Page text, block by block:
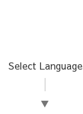
Select Language
▼